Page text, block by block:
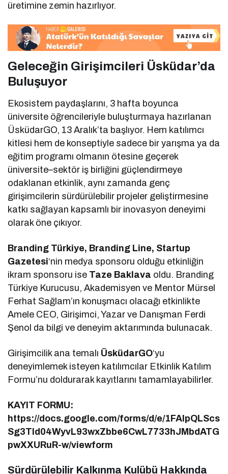
üretimine zemin hazırlıyor.
Geleceğin Girişimcileri Üsküdar’da
Buluşuyor
Ekosistem paydaşlarını, 3 hafta boyunca
üniversite öğrencileriyle buluşturmaya hazırlanan
ÜsküdarGO, 13 Aralık’ta başlıyor. Hem katılımcı
kitlesi hem de konseptiyle sadece bir yarışma ya da
eğitim programı olmanın ötesine geçerek
üniversite–sektör iş birliğini güçlendirmeye
odaklanan etkinlik, aynı zamanda genç
girişimcilerin sürdürülebilir projeler geliştirmesine
katkı sağlayan kapsamlı bir inovasyon deneyimi
olarak öne çıkıyor.
Branding Türkiye, Branding Line, Startup
Gazetesi‘nin medya sponsoru olduğu etkinliğin
ikram sponsoru ise Taze Baklava oldu. Branding
Türkiye Kurucusu, Akademisyen ve Mentor Mürsel
Ferhat Sağlam’ın konuşmacı olacağı etkinlikte
Amele CEO, Girişimci, Yazar ve Danışman Ferdi
Şenol da bilgi ve deneyim aktarımında bulunacak.
Girişimcilik ana temalı ÜsküdarGO‘yu
deneyimlemek isteyen katılımcılar Etkinlik Katılım
Formu’nu doldurarak kayıtlarını tamamlayabilirler.
KAYIT FORMU:
https://docs.google.com/forms/d/e/1FAIpQLScs
Sg3Tld04WyvL93wxZbbe6CwL7733hJMbdATG
pwXXURuR-w/viewform
Sürdürülebilir Kalkınma Kulübü Hakkında